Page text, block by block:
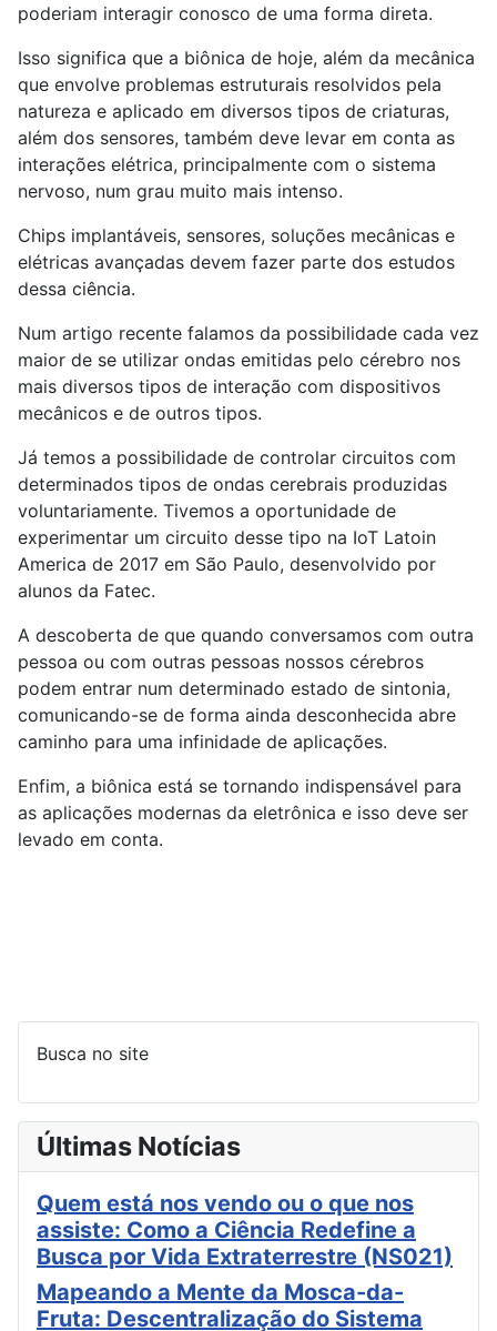
poderiam interagir conosco de uma forma direta.
Isso significa que a biônica de hoje, além da mecânica
que envolve problemas estruturais resolvidos pela
natureza e aplicado em diversos tipos de criaturas,
além dos sensores, também deve levar em conta as
interações elétrica, principalmente com o sistema
nervoso, num grau muito mais intenso.
Chips implantáveis, sensores, soluções mecânicas e
elétricas avançadas devem fazer parte dos estudos
dessa ciência.
Num artigo recente falamos da possibilidade cada vez
maior de se utilizar ondas emitidas pelo cérebro nos
mais diversos tipos de interação com dispositivos
mecânicos e de outros tipos.
Já temos a possibilidade de controlar circuitos com
determinados tipos de ondas cerebrais produzidas
voluntariamente. Tivemos a oportunidade de
experimentar um circuito desse tipo na IoT Latoin
America de 2017 em São Paulo, desenvolvido por
alunos da Fatec.
A descoberta de que quando conversamos com outra
pessoa ou com outras pessoas nossos cérebros
podem entrar num determinado estado de sintonia,
comunicando-se de forma ainda desconhecida abre
caminho para uma infinidade de aplicações.
Enfim, a biônica está se tornando indispensável para
as aplicações modernas da eletrônica e isso deve ser
levado em conta.
Busca no site
Últimas Notícias
Quem está nos vendo ou o que nos
assiste: Como a Ciência Redefine a
Busca por Vida Extraterrestre (NS021)
Mapeando a Mente da Mosca-da-
Fruta: Descentralização do Sistema